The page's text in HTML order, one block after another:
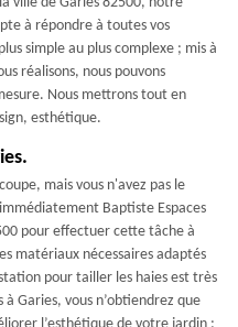
à répondre à toutes vos
simple au plus complexe ; mis à
réalisons, nous pouvons
Nous mettrons tout en
esthétique.
mais vous n'avez pas le
Baptiste Espaces
pour effectuer cette tâche à
matériaux nécessaires adaptés
pour tailler les haies est très
Garies, vous n’obtiendrez que